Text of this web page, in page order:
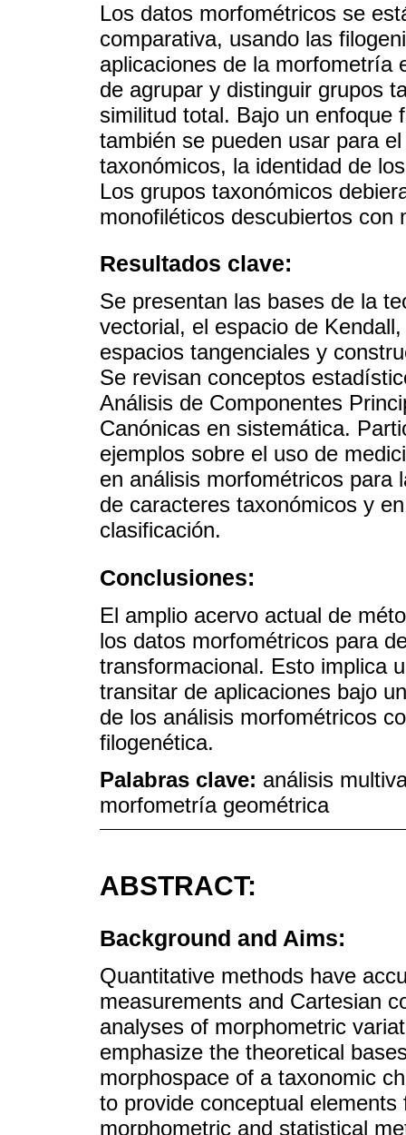
Los datos morfométricos se
comparativa, usando las
aplicaciones de la morfometría
de agrupar y distinguir grupos
similitud total. Bajo un enfoque
también se pueden usar para
taxonómicos, la identidad de
Los grupos taxonómicos
monofiléticos descubiertos con
Resultados clave:
Se presentan las bases de la
vectorial, el espacio de
espacios tangenciales y
Se revisan conceptos
Análisis de Componentes
Canónicas en sistemática.
ejemplos sobre el uso de
en análisis morfométricos para
de caracteres taxonómicos y
clasificación.
Conclusiones:
El amplio acervo actual de
los datos morfométricos para
transformacional. Esto implica
transitar de aplicaciones bajo
de los análisis morfométricos
filogenética.
Palabras clave: análisis
morfometría geométrica
ABSTRACT:
Background and Aims:
Quantitative methods have
measurements and Cartesian
analyses of morphometric
emphasize the theoretical
morphospace of a taxonomic
to provide conceptual
morphometric and statistical